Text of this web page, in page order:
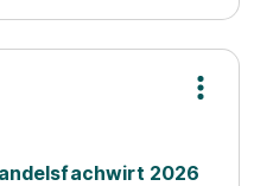
2026